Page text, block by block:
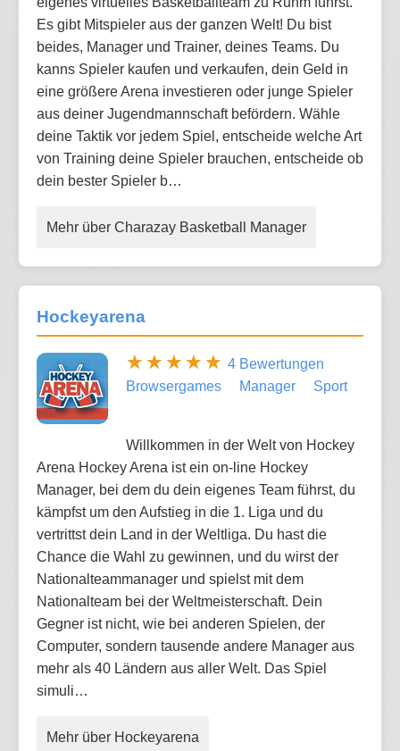
Es gibt Mitspieler aus der ganzen Welt! Du bist
beides, Manager und Trainer, deines Teams. Du
kanns Spieler kaufen und verkaufen, dein Geld in
eine größere Arena investieren oder junge Spieler
aus deiner Jugendmannschaft befördern. Wähle
deine Taktik vor jedem Spiel, entscheide welche Art
von Training deine Spieler brauchen, entscheide ob
dein bester Spieler b…
Mehr über Charazay Basketball Manager
Hockeyarena
4 Bewertungen
Browsergames
Manager Sport
Willkommen in der Welt von Hockey
Arena Hockey Arena ist ein on-line Hockey
Manager, bei dem du dein eigenes Team führst, du
kämpfst um den Aufstieg in die 1. Liga und du
vertrittst dein Land in der Weltliga. Du hast die
Chance die Wahl zu gewinnen, und du wirst der
Nationalteammanager und spielst mit dem
Nationalteam bei der Weltmeisterschaft. Dein
Gegner ist nicht, wie bei anderen Spielen, der
Computer, sondern tausende andere Manager aus
mehr als 40 Ländern aus aller Welt. Das Spiel
simuli…
Mehr über Hockeyarena